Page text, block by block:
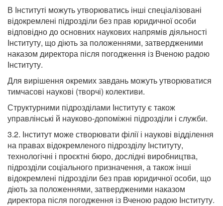
В Інституті можуть утворюватись інші спеціалізовані
відокремлені підрозділи без прав юридичної особи
відповідно до основних наукових напрямів діяльності
Інституту, що діють за положеннями, затвердженими
наказом директора після погодження із Вченою радою
Інституту.
Для вирішення окремих завдань можуть утворюватися
тимчасові наукові (творчі) колективи.
Структурними підрозділами Інституту є також
управлінські й науково-допоміжні підрозділи і служби.
3.2. Інститут може створювати філії і наукові відділення
на правах відокремленого підрозділу Інституту,
технологічні і проєктні бюро, дослідні виробництва,
підрозділи соціального призначення, а також інші
відокремлені підрозділи без прав юридичної особи, що
діють за положеннями, затвердженими наказом
директора після погодження із Вченою радою Інституту.